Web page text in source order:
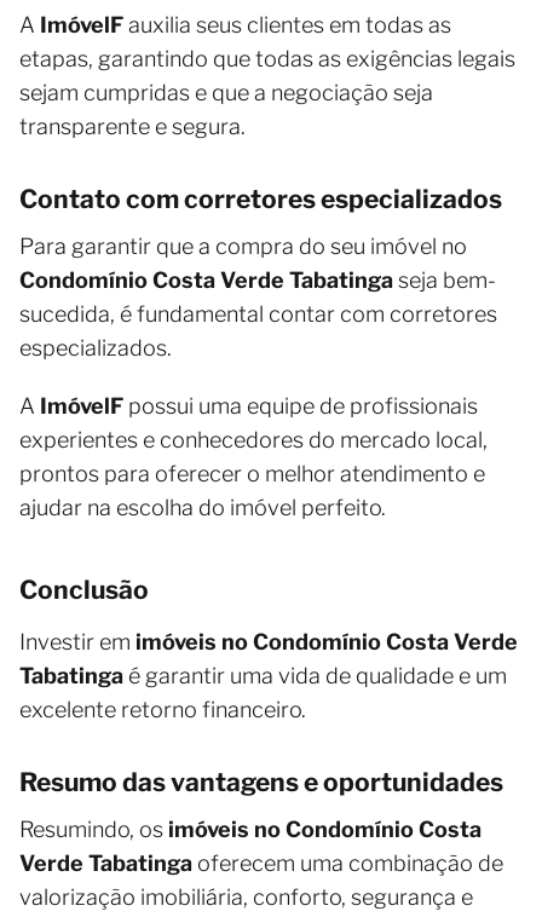
A ImóvelFauxilia seus clientes em todas as
etapas, garantindo que todas as exigências legais
sejam cumpridas e que a negociação seja
transparente e segura.
Contato com corretores especializados
Para garantir que a compra do seu imóvel no
Condomínio Costa Verde Tabatingaseja bem-
sucedida, é fundamental contar com corretores
especializados.
A ImóvelF possui uma equipe de profissionais
experientes e conhecedores do mercado local,
prontos para oferecer o melhor atendimento e
ajudar na escolha do imóvel perfeito.
Conclusão
Investir em imóveis no Condomínio Costa Verde
Tabatinga é garantir uma vida de qualidade e um
excelente retorno financeiro.
Resumo das vantagens e oportunidades
Resumindo, os imóveis no Condomínio Costa
Verde Tabatinga oferecem uma combinação de
valorização imobiliária, conforto, segurança e